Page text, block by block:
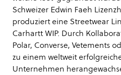
Schweizer Edwin Faeh
produziert eine Streetwear
Carhartt WIP. Durch
Polar, Converse, Vetements
zu einem weltweit
Unternehmen